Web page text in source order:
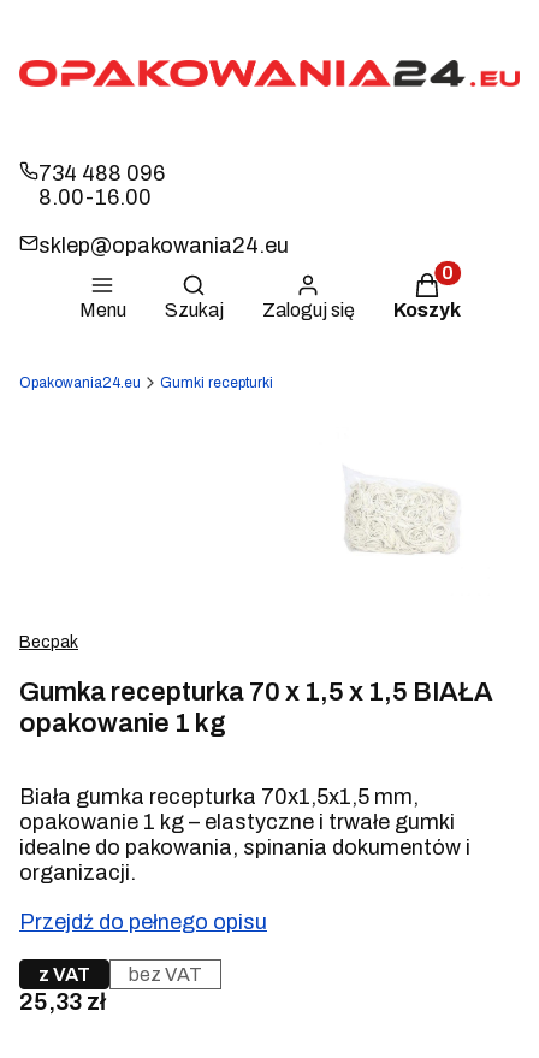
734 488 096
8.00-16.00
sklep@opakowania24.eu
Menu
Otwórz wyszukiwarkę
Szukaj Zaloguj się
Produkty w
Koszyk
Opakowania24.eu Gumki recepturki
Becpak
Gumka recepturka 70 x 1,5 x 1,5 BIAŁA
opakowanie 1 kg
Biała gumka recepturka 70x1,5x1,5 mm,
opakowanie 1 kg – elastyczne i trwałe gumki
idealne do pakowania, spinania dokumentów i
organizacji.
Przejdź do pełnego opisu
z VAT bez VAT
Cena
25,33 zł